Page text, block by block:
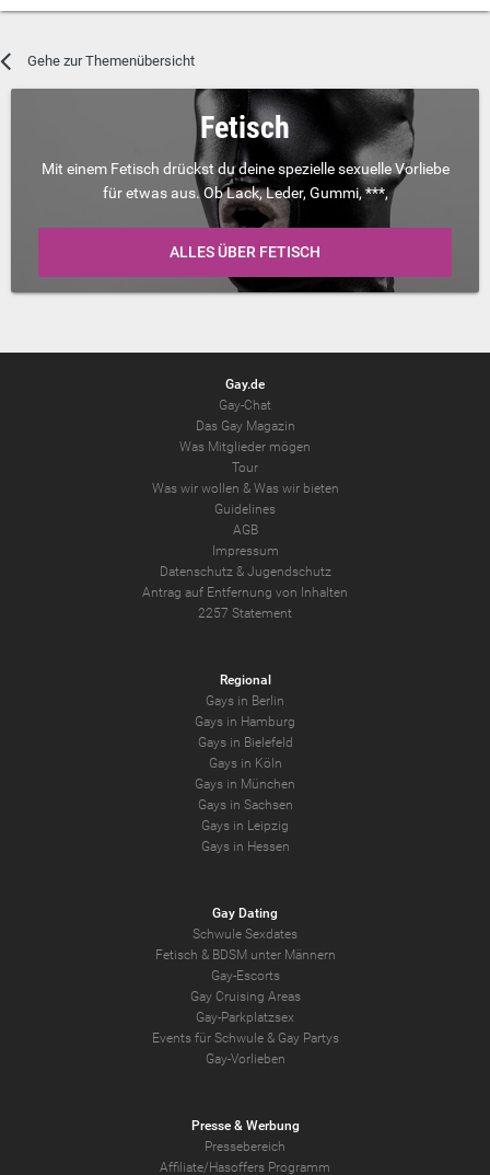
Gehe zur Themenübersicht
Fetisch
Mit einem Fetisch drückst du deine spezielle sexuelle Vorliebe
für etwas aus. Ob Lack, Leder, Gummi, ***,
ALLES ÜBER FETISCH
Gay.de
Gay-Chat
Das Gay Magazin
Was Mitglieder mögen
Tour
Was wir wollen & Was wir bieten
Guidelines
AGB
Impressum
Datenschutz& Jugendschutz
Antrag auf Entfernung von Inhalten
2257 Statement
Regional
Gays in Berlin
Gays in Hamburg
Gays in Bielefeld
Gays in Köln
Gays in München
Gays in Sachsen
Gays in Leipzig
Gays in Hessen
Gay Dating
Schwule Sexdates
Fetisch & BDSM unter Männern
Gay-Escorts
Gay Cruising Areas
Gay-Parkplatzsex
Events für Schwule & Gay Partys
Gay-Vorlieben
Presse & Werbung
Pressebereich
Affiliate/Hasoffers Programm